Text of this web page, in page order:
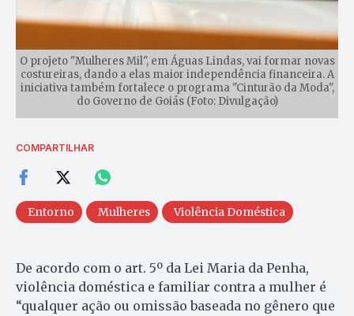
O projeto "Mulheres Mil", em Águas Lindas, vai formar novas
costureiras, dando a elas maior independência financeira. A
iniciativa também fortalece o programa "Cinturão da Moda",
do Governo de Goiás (Foto: Divulgação)
COMPARTILHAR
Entorno Mulheres Violência Doméstica
De acordo com o art. 5º da Lei Maria da Penha,
violência doméstica e familiar contra a mulher é
“qualquer ação ou omissão baseada no gênero que